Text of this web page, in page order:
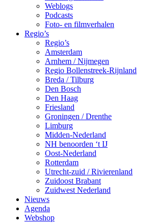
Weblogs
Podcasts
Foto- en filmverhalen
Regio’s
Regio’s
Amsterdam
Arnhem / Nijmegen
Regio Bollenstreek-Rijnland
Breda / Tilburg
Den Bosch
Den Haag
Friesland
Groningen / Drenthe
Limburg
Midden-Nederland
NH benoorden ‘t IJ
Oost-Nederland
Rotterdam
Utrecht-zuid / Rivierenland
Zuidoost Brabant
Zuidwest Nederland
Nieuws
Agenda
Webshop